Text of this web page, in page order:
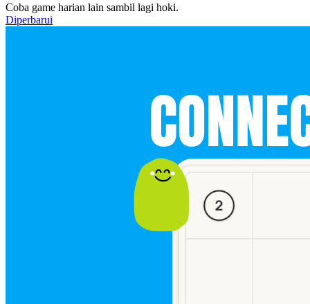
Coba game harian lain sambil lagi hoki.
Diperbarui